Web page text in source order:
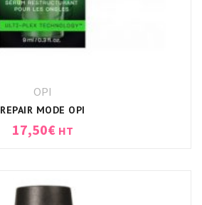
OPI
REPAIR MODE OPI
17,50€ HT